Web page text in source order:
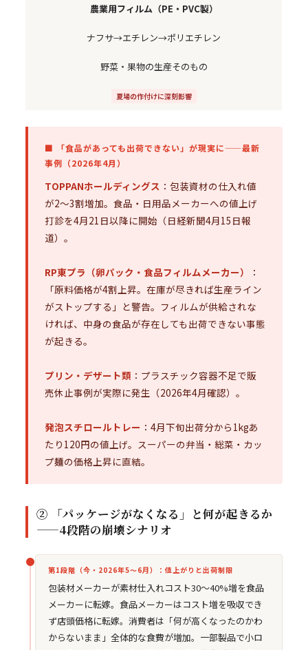
農業用フィルム（PE・PVC製）
ナフサ→エチレン→ポリエチレン
野菜・果物の生産そのもの
夏場の作付けに深刻影響
■ 「食品があっても出荷できない」が現実に——最新
事例（2026年4月）
TOPPANホールディングス ：包装資材の仕入れ値
が2〜3割増加。食品・日用品メーカーへの値上げ
打診を4月21日以降に開始（日経新聞4月15日報
道）。
RP東プラ（卵パック・食品フィルムメーカー）
：
「原料価格が4割上昇。在庫が尽きれば生産ライン
がストップする」と警告。フィルムが供給されな
ければ、中身の食品が存在しても出荷できない事態
が起きる。
プリン・デザート類 ：プラスチック容器不足で販
売休止事例が実際に発生（2026年4月確認）。
発泡スチロールトレー ：4月下旬出荷分から1kgあ
たり120円の値上げ。スーパーの弁当・総菜・カッ
プ麺の価格上昇に直結。
② 「パッケージがなくなる」と何が起きるか
——4段階の崩壊シナリオ
第1段階（今・2026年5〜6月）：値上がりと出荷制限
包装材メーカーが素材仕入れコスト30〜40%増を食品
メーカーに転嫁。食品メーカーはコスト増を吸収でき
ず店頭価格に転嫁。消費者は「何が高くなったのかわ
からないまま」全体的な食費が増加。一部製品で小ロ